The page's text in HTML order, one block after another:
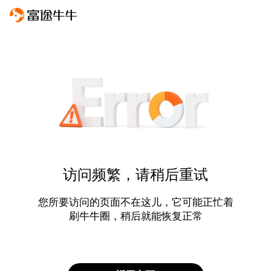
访问频繁，请稍后重试
您所要访问的页面不在这儿，它可能正忙着
刷牛牛圈，稍后就能恢复正常